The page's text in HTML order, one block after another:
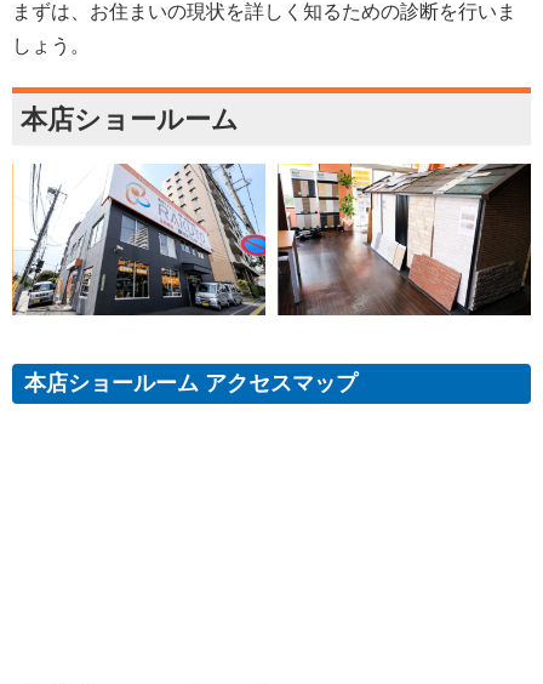
まずは、お住まいの現状を詳しく知るための診断を行いま
しょう。
本店ショールーム
本店ショールーム アクセスマップ